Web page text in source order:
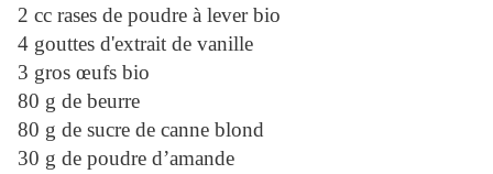
2 cc rases de poudre à lever bio
4 gouttes d'extrait de vanille
3 gros œufs bio
80 g de beurre
80 g de sucre de canne blond
30 g de poudre d’amande